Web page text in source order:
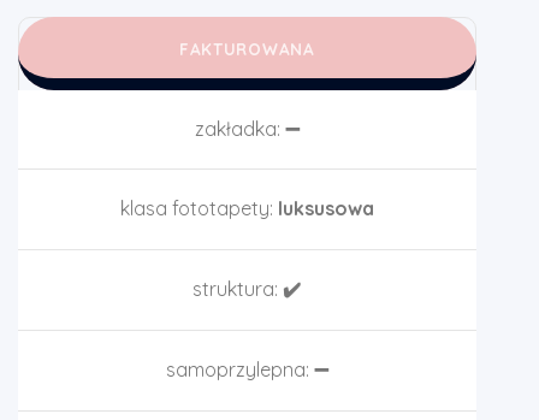
FAKTUROWANA
zakładka: ➖
klasa fototapety: luksusowa
struktura: ✔️
samoprzylepna: ➖